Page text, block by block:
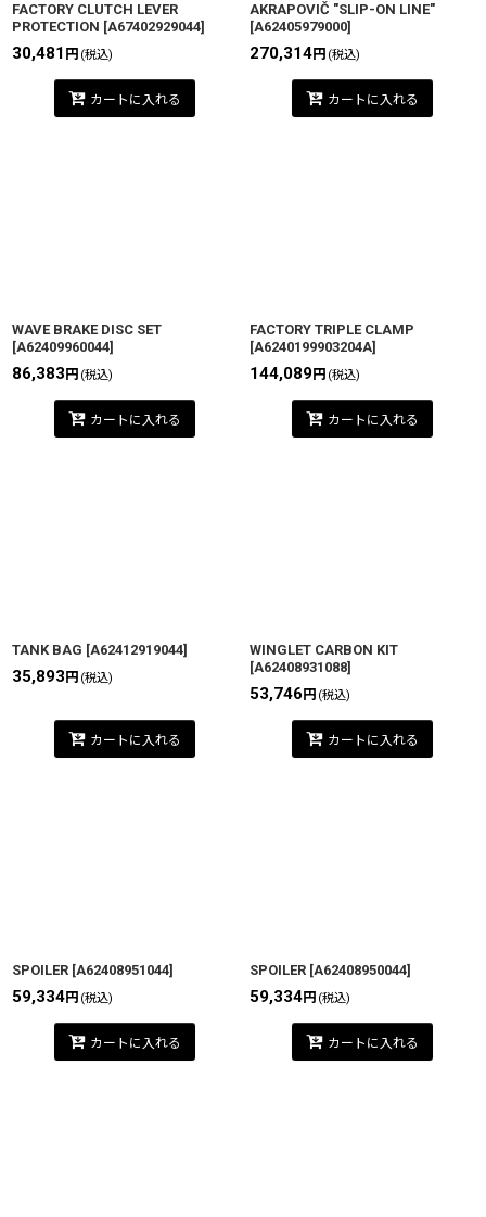
FACTORY CLUTCH LEVER
PROTECTION [A67402929044]
30,481 円 (税込)
カートに入れる
AKRAPOVIČ "SLIP-ON LINE"
[A62405979000]
270,314円 (税込)
カートに入れる
WAVE BRAKE DISC SET
[A62409960044]
86,383 円 (税込)
カートに入れる
FACTORY TRIPLE CLAMP
[A6240199903204A]
144,089円 (税込)
カートに入れる
TANK BAG [A62412919044]
35,893 円 (税込)
カートに入れる
WINGLET CARBON KIT
[A62408931088]
53,746 円 (税込)
カートに入れる
SPOILER [A62408951044]
59,334円 (税込)
カートに入れる
SPOILER [A62408950044]
59,334円 (税込)
カートに入れる